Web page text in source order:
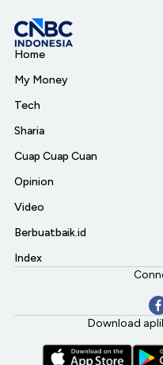
Home
My Money
Tech
Sharia
Cuap Cuap Cuan
Opinion
Video
Berbuatbaik.id
Index
Download